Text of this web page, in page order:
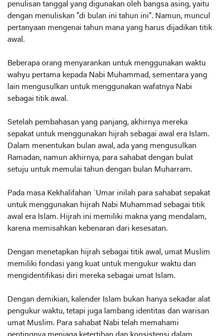
penulisan tanggal yang digunakan oleh bangsa asing, yaitu
dengan menuliskan “di bulan ini tahun ini”. Namun, muncul
pertanyaan mengenai tahun mana yang harus dijadikan titik
awal.
Beberapa orang menyarankan untuk menggunakan waktu
wahyu pertama kepada Nabi Muhammad, sementara yang
lain mengusulkan untuk menggunakan wafatnya Nabi
sebagai titik awal.
Setelah pembahasan yang panjang, akhirnya mereka
sepakat untuk menggunakan hijrah sebagai awal era Islam.
Dalam menentukan bulan awal, ada yang mengusulkan
Ramadan, namun akhirnya, para sahabat dengan bulat
setuju untuk memulai tahun dengan bulan Muharram.
Pada masa Kekhalifahan ʿUmar inilah para sahabat sepakat
untuk menggunakan hijrah Nabi Muhammad sebagai titik
awal era Islam. Hijrah ini memiliki makna yang mendalam,
karena memisahkan kebenaran dari kesesatan.
Dengan menetapkan hijrah sebagai titik awal, umat Muslim
memiliki fondasi yang kuat untuk mengukur waktu dan
mengidentifikasi diri mereka sebagai umat Islam.
Dengan demikian, kalender Islam bukan hanya sekadar alat
pengukur waktu, tetapi juga lambang identitas dan warisan
umat Muslim. Para sahabat Nabi telah memahami